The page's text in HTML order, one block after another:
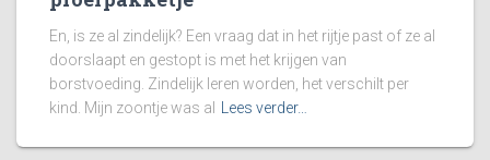
En, is ze al zindelijk? Een vraag dat in het rijtje past of ze al
doorslaapt en gestopt is met het krijgen van
borstvoeding. Zindelijk leren worden, het verschilt per
kind. Mijn zoontje was al
Lees verder…